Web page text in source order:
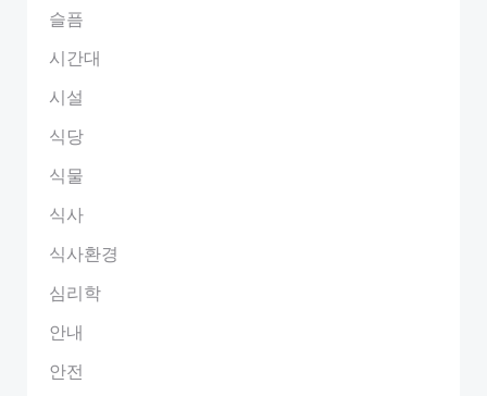
슬픔
시간대
시설
식당
식물
식사
식사환경
심리학
안내
안전